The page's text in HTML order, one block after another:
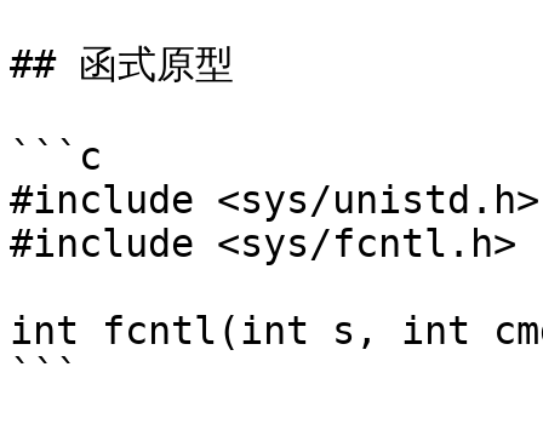
## 函式原型
```c
#include <sys/unistd.h>
#include <sys/fcntl.h>
int fcntl(int s, int
```